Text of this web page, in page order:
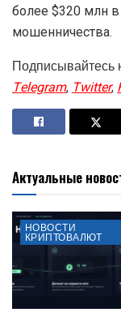
более $320 млн в
мошенничества.
Подписывайтесь
Telegram, Twitter,
Актуальные
НОВОСТИ
КРИПТОВАЛЮТ